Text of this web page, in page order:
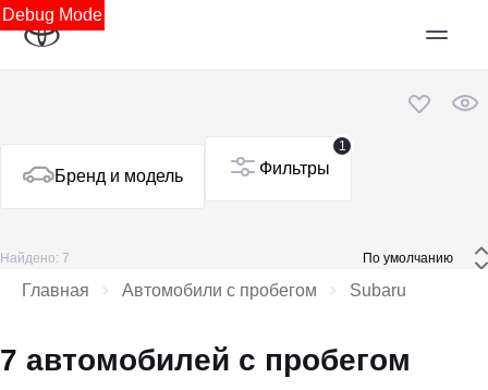
Debug Mode
Бренд и модель
1
Фильтры
Найдено: 7
Главная Автомобили с пробегом Subaru
7 автомобилей с пробегом